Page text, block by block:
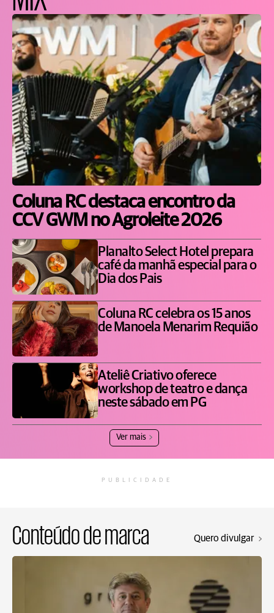
Coluna RC destaca encontro da
CCV GWM no Agroleite 2026
Planalto Select Hotel prepara
café da manhã especial para o
Dia dos Pais
Coluna RC celebra os 15 anos
de Manoela Menarim Requião
Ateliê Criativo oferece
workshop de teatro e dança
neste sábado em PG
Ver mais
PUBLICIDADE
Conteúdo de marca Quero divulgar